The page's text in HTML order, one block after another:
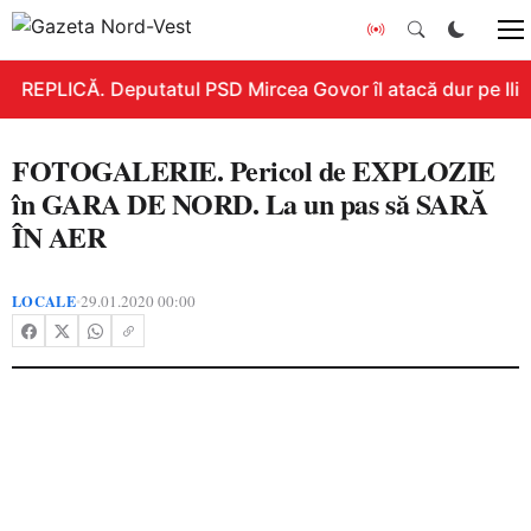
REPLICĂ. Deputatul PSD Mircea Govor îl atacă dur pe
FOTOGALERIE. Pericol de EXPLOZIE
în GARA DE NORD. La un pas să SARĂ
ÎN AER
LOCALE•29.01.2020 00:00